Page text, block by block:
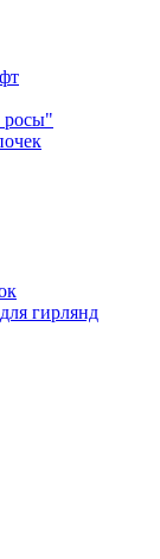
росы"
гирлянд